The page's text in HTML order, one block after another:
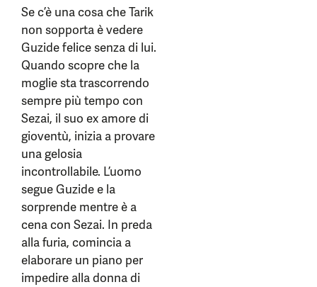
Se c’è una cosa che Tarik
non sopporta è vedere
Guzide felice senza di lui.
Quando scopre che la
moglie sta trascorrendo
sempre più tempo con
Sezai, il suo ex amore di
gioventù, inizia a provare
una gelosia
incontrollabile. L’uomo
segue Guzide e la
sorprende mentre è a
cena con Sezai. In preda
alla furia, comincia a
elaborare un piano per
impedire alla donna di